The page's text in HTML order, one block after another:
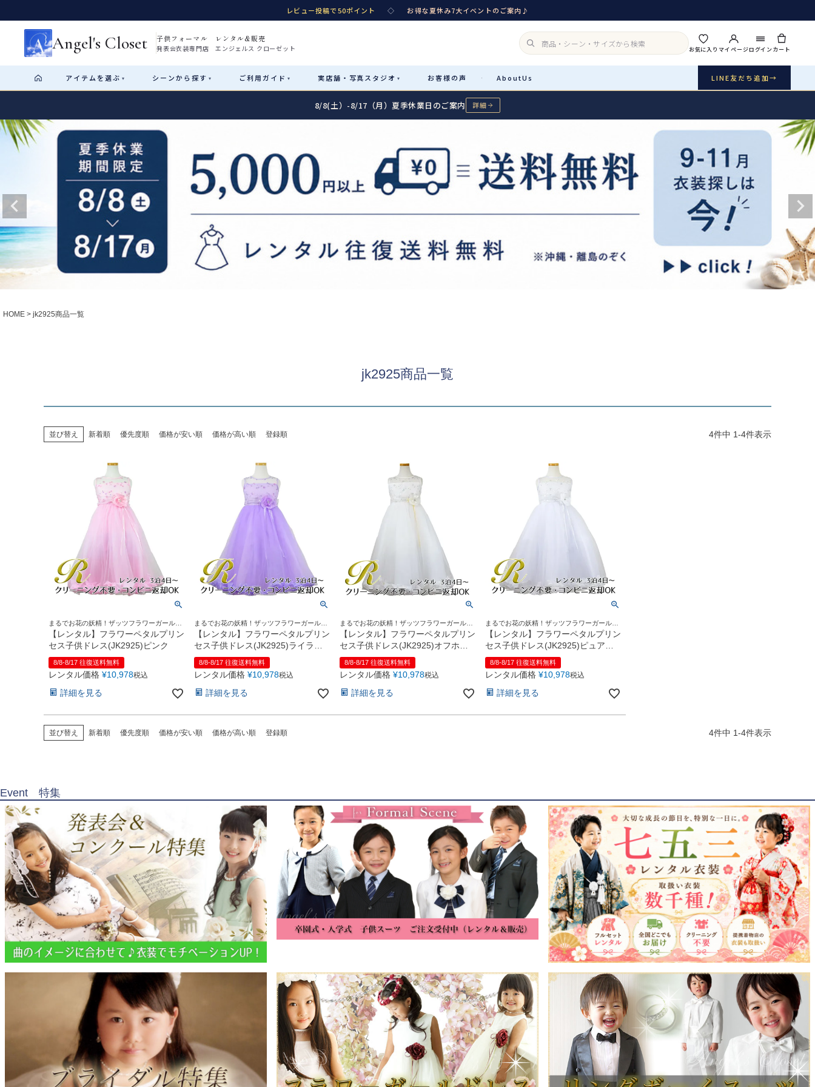
レビュー投稿で50ポイント ◇ お得な夏休み7大イベントのご案内♪
Angel's Closet 子供フォーマル レンタル&販売
発表会衣装専門店 エンジェルス クローゼット お気に入りマイページログインカート
アイテム を選ぶ ▾ シーンから探す ▾ ご利用ガイド ▾ 実店舗・ 写真スタジオ ▾ お客様の声 · AboutUs LINE友だち追加→
カテゴリ詳細 サイズで選ぶ →
レンタル
女の子ドレス 男の子スーツ
シューズ 小物・アクセ
アウター
Sale
音楽雑貨
性別・サイズで絞り込む
Recital & Concours
Start はじめに
ショップガイド（総合案内）
レンタル・販売の入口
サイズの選び方
測り方と目安
Angel's Closetについて
創業2003年からの想い
04 レンタルのご案内
予約・配送・返却・料金
05 レンタルの流れ
06 あんしんパック
汚れ・キズ・破損の補償
07 販売・共通のご案内
品質・返品・お手入れ
08 送料・お支払い
09
電話・メール・LINE
茨城県土浦市大町14-16-1F
店舗を予約する →
Photography
8/8(土）-8/17（月）夏季休業日のご案内 詳細
HOME jk2925商品一覧
jk2925商品一覧
並び替え 新着順 優先度順 価格が安い順 価格が高い順 登録順 4件中 1-4件表示
まるでお花の妖精！ザッツフラワーガールド
レス
【レンタル】フラワーペタルプリン
セス子供ドレス(JK2925)ピンク
8/8-8/17 往復送料無料
レンタル価格 ¥10,978税込
詳細を見る
まるでお花の妖精！ザッツフラワーガールド
レス
【レンタル】フラワーペタルプリン
セス子供ドレス(JK2925)ライラッ
ク
8/8-8/17 往復送料無料
レンタル価格 ¥10,978税込
詳細を見る
まるでお花の妖精！ザッツフラワーガールド
レス
【レンタル】フラワーペタルプリン
セス子供ドレス(JK2925)オフホワ
イト
8/8-8/17 往復送料無料
レンタル価格 ¥10,978税込
詳細を見る
まるでお花の妖精！ザッツフラワーガールド
レス
【レンタル】フラワーペタルプリン
セス子供ドレス(JK2925)ピュアホ
ワイト
8/8-8/17 往復送料無料
レンタル価格 ¥10,978税込
詳細を見る
並び替え 新着順 優先度順 価格が安い順 価格が高い順 登録順 4件中 1-4件表示
Event 特集